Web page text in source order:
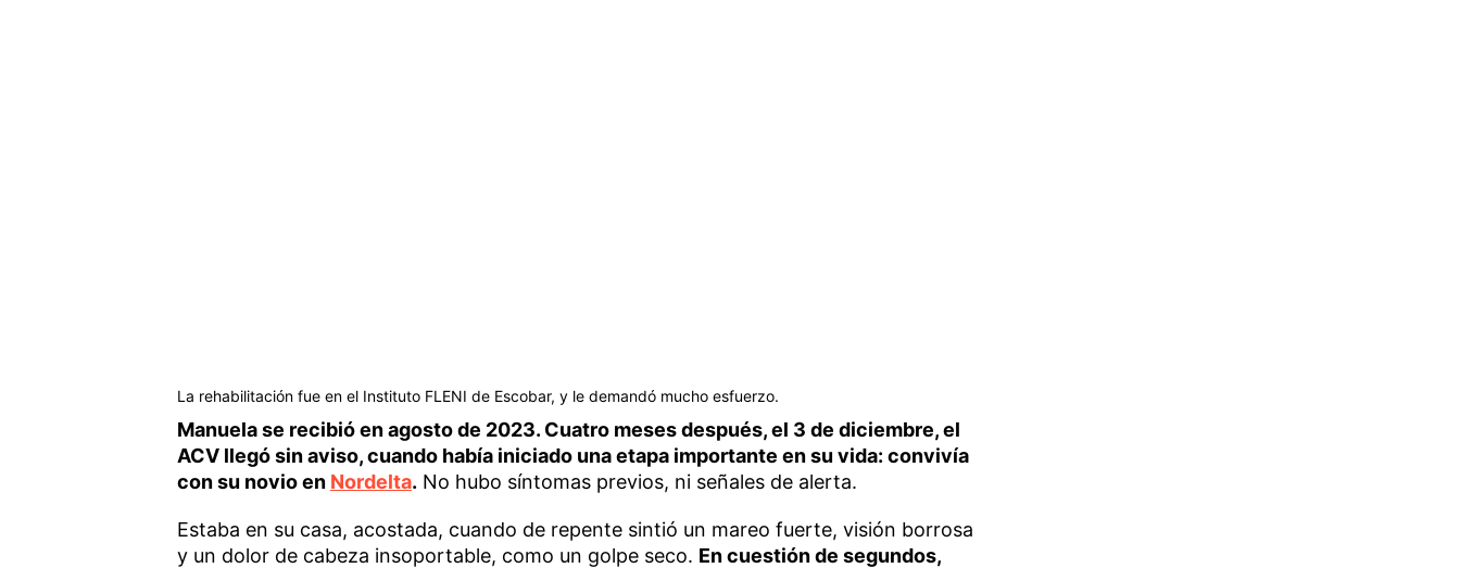
La rehabilitación fue en el Instituto FLENI de Escobar, y le demandó mucho esfuerzo.
Manuela se recibió en agosto de 2023. Cuatro meses después, el 3 de diciembre, el
ACV llegó sin aviso, cuando había iniciado una etapa importante en su vida: convivía
con su novio en Nordelta. No hubo síntomas previos, ni señales de alerta.
Estaba en su casa, acostada, cuando de repente sintió un mareo fuerte, visión borrosa
y un dolor de cabeza insoportable, como un golpe seco. En cuestión de segundos,